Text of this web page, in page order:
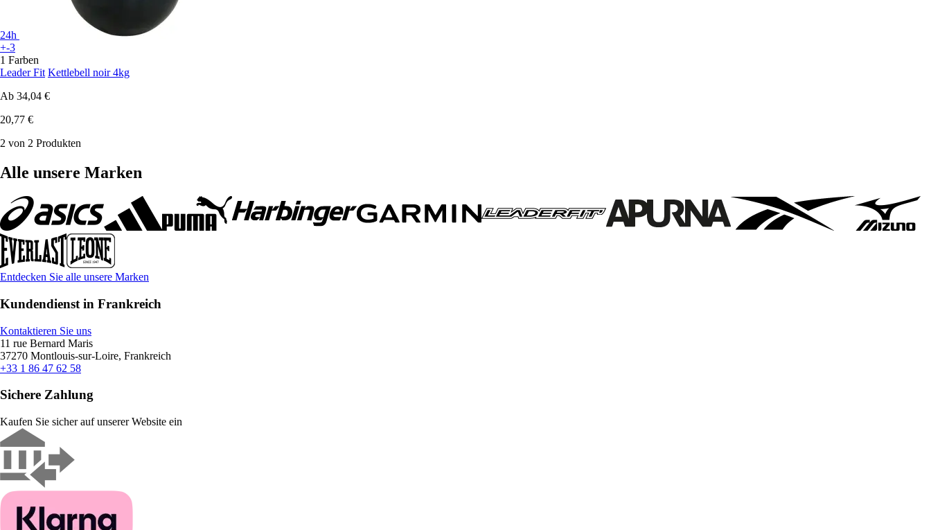
24h
+-3
1 Farben
Leader Fit Kettlebell noir 4kg
Ab 34,04 €
20,77 €
2 von 2 Produkten
Alle unsere Marken
Entdecken Sie alle unsere Marken
Kundendienst in Frankreich
Kontaktieren Sie uns
11 rue Bernard Maris
37270 Montlouis-sur-Loire, Frankreich
+33 1 86 47 62 58
Sichere Zahlung
Kaufen Sie sicher auf unserer Website ein